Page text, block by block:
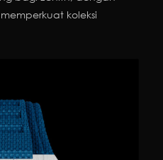
koleksi